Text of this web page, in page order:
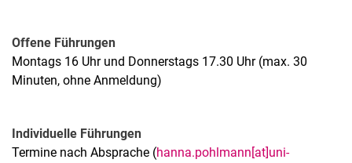
Offene Führungen
Montags 16 Uhr und Donnerstags 17.30 Uhr (max. 30
Minuten, ohne Anmeldung)
Individuelle Führungen
Termine nach Absprache (hanna.pohlmann[at]uni-